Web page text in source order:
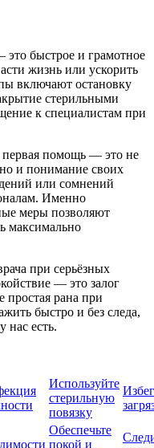
быстрое и грамотное
жизнь или ускорить
включают остановку
стерильными
к специалистам при
первая помощь — это не
и понимание своих
или сомнений
Именно
меры позволяют
максимально
при серьёзных
— это залог
простая рана при
быстро и без следа,
нас есть.
Используйте
стерильную
повязку
Обеспечьте
покой и